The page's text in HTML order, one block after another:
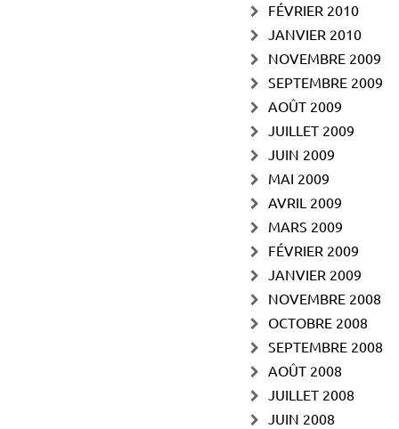
FÉVRIER 2010
JANVIER 2010
NOVEMBRE 2009
SEPTEMBRE 2009
AOÛT 2009
JUILLET 2009
JUIN 2009
MAI 2009
AVRIL 2009
MARS 2009
FÉVRIER 2009
JANVIER 2009
NOVEMBRE 2008
OCTOBRE 2008
SEPTEMBRE 2008
AOÛT 2008
JUILLET 2008
JUIN 2008